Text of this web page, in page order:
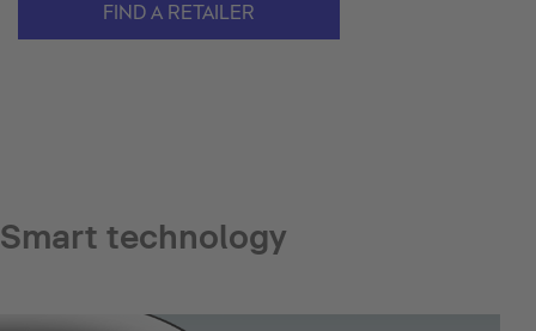
FIND A RETAILER
Smart technology